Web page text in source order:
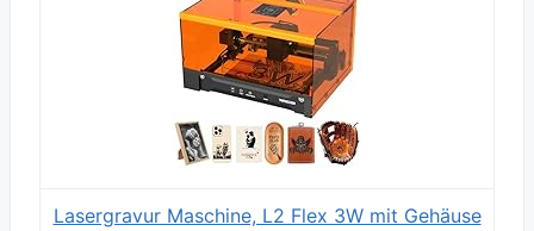
Lasergravur Maschine, L2 Flex 3W mit Gehäuse